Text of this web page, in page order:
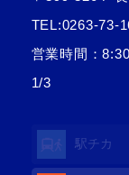
TEL:0263-73-
営業時間：
1/3
駅チカ